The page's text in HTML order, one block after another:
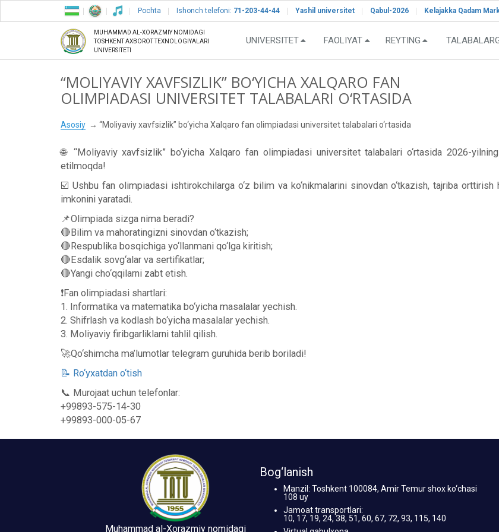
Pochta Ishonch telefoni: 71-203-44-44 Yashil universitet Qabul-2026 Kelajakka Qadam
MUHAMMAD AL-XORAZMIY NOMIDAGI
TOSHKENT AXBOROT TEXNOLOGIYALARI
UNIVERSITETI
UNIVERSITET FAOLIYAT REYTING
“MOLIYAVIY XAVFSIZLIK” BO‘YICHA XALQARO FAN
OLIMPIADASI UNIVERSITET TALABALARI O‘RTASIDA
Asosiy “Moliyaviy xavfsizlik” bo‘yicha Xalqaro fan olimpiadasi universitet talabalari o‘rtasida
🌐 “Moliyaviy xavfsizlik” bo‘yicha Xalqaro fan olimpiadasi universitet talabalari o‘rtasida 2026-
etilmoqda!
☑️ Ushbu fan olimpiadasi ishtirokchilarga o‘z bilim va ko‘nikmalarini sinovdan o‘tkazish, tajriba
imkonini yaratadi.
📌Olimpiada sizga nima beradi?
🔴Bilim va mahoratingizni sinovdan o‘tkazish;
🔴Respublika bosqichiga yo‘llanmani qo‘lga kiritish;
🔴Esdalik sovg‘alar va sertifikatlar;
🔴Yangi cho‘qqilarni zabt etish.
❗️Fan olimpiadasi shartlari:
1. Informatika va matematika bo‘yicha masalalar yechish.
2. Shifrlash va kodlash bo‘yicha masalalar yechish.
3. Moliyaviy firibgarliklarni tahlil qilish.
🚀Qo‘shimcha ma’lumotlar telegram guruhida berib boriladi!
📝 Ro‘yxatdan o‘tish
📞 Murojaat uchun telefonlar:
+99893-575-14-30
+99893-000-05-67
Muhammad al-Xorazmiy nomidagi
Bog‘lanish
Manzil: Toshkent 100084, Amir Temur shox ko‘chasi
108 uy
Jamoat transportlari:
10, 17, 19, 24, 38, 51, 60, 67, 72, 93, 115, 140